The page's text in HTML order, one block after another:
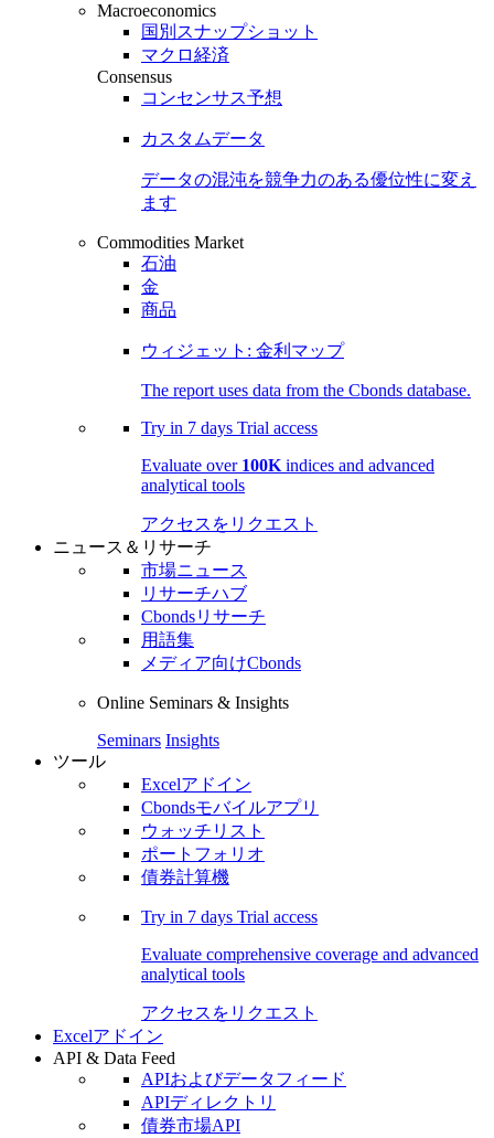
Macroeconomics
国別スナップショット
マクロ経済
Consensus
コンセンサス予想
カスタムデータ
データの混沌を競争力のある優位性に変え
ます
Commodities Market
石油
金
商品
ウィジェット: 金利マップ
The report uses data from the Cbonds database.
Try in 7 days Trial access
Evaluate over 100K indices and advanced
analytical tools
アクセスをリクエスト
ニュース＆リサーチ
市場ニュース
リサーチハブ
Cbondsリサーチ
用語集
メディア向けCbonds
Online Seminars & Insights
Seminars Insights
ツール
Excelアドイン
Cbondsモバイルアプリ
ウォッチリスト
ポートフォリオ
債券計算機
Try in 7 days Trial access
Evaluate comprehensive coverage and advanced
analytical tools
アクセスをリクエスト
Excelアドイン
API & Data Feed
APIおよびデータフィード
APIディレクトリ
債券市場API